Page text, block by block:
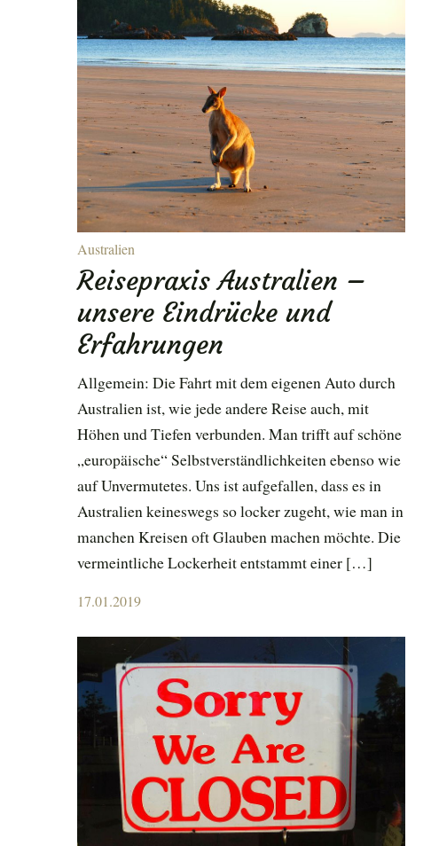
Australien
Reisepraxis Australien –
unsere Eindrücke und
Erfahrungen
Allgemein: Die Fahrt mit dem eigenen Auto durch
Australien ist, wie jede andere Reise auch, mit
Höhen und Tiefen verbunden. Man trifft auf schöne
„europäische“ Selbstverständlichkeiten ebenso wie
auf Unvermutetes. Uns ist aufgefallen, dass es in
Australien keineswegs so locker zugeht, wie man in
manchen Kreisen oft Glauben machen möchte. Die
vermeintliche Lockerheit entstammt einer […]
Posted
17.01.2019